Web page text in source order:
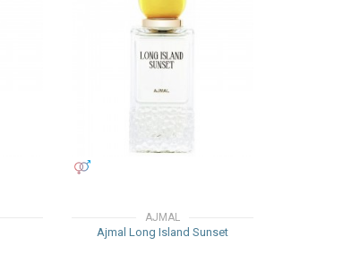
AJMAL
Ajmal Long Island Sunset